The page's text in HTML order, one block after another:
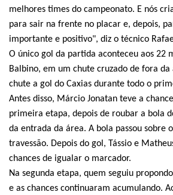
melhores times do campeonato. E nós
para sair na frente no placar e, depois,
importante e positivo", diz o técnico
O único gol da partida aconteceu aos 22
Balbino, em um chute cruzado de fora
chute a gol do Caxias durante todo o
Antes disso, Márcio Jonatan teve a
primeira etapa, depois de roubar a bola
da entrada da área. A bola passou sobre
travessão. Depois do gol, Tássio e
chances de igualar o marcador.
Na segunda etapa, quem seguiu
e as chances continuaram acumulando.